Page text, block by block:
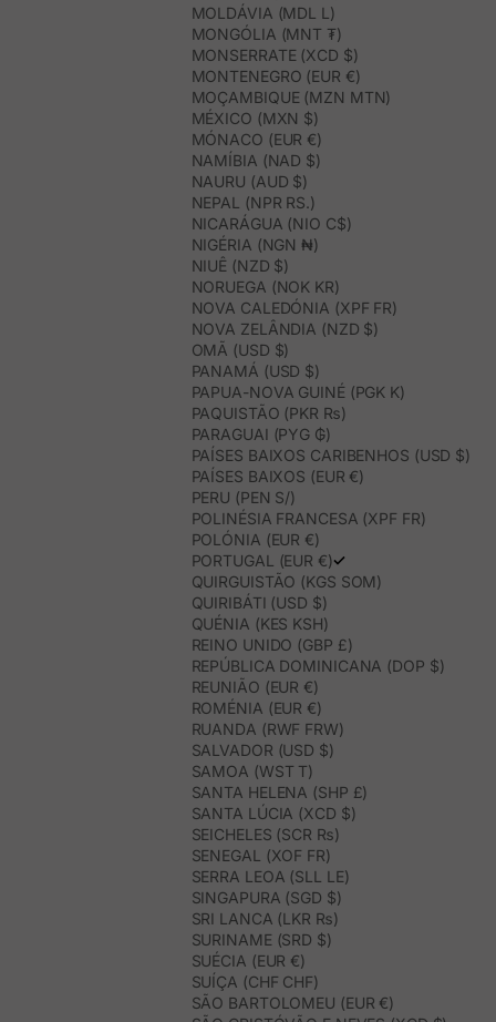
MOLDÁVIA (MDL L)
MONGÓLIA (MNT ₮)
MONSERRATE (XCD $)
MONTENEGRO (EUR €)
MOÇAMBIQUE (MZN MTN)
MÉXICO (MXN $)
MÓNACO (EUR €)
NAMÍBIA (NAD $)
NAURU (AUD $)
NEPAL (NPR RS.)
NICARÁGUA (NIO C$)
NIGÉRIA (NGN ₦)
NIUÊ (NZD $)
NORUEGA (NOK KR)
NOVA CALEDÓNIA (XPF FR)
NOVA ZELÂNDIA (NZD $)
OMÃ (USD $)
PANAMÁ (USD $)
PAPUA-NOVA GUINÉ (PGK K)
PAQUISTÃO (PKR ₨)
PARAGUAI (PYG ₲)
PAÍSES BAIXOS CARIBENHOS (USD $)
PAÍSES BAIXOS (EUR €)
PERU (PEN S/)
POLINÉSIA FRANCESA (XPF FR)
POLÓNIA (EUR €)
PORTUGAL (EUR €)
QUIRGUISTÃO (KGS SOM)
QUIRIBÁTI (USD $)
QUÉNIA (KES KSH)
REINO UNIDO (GBP £)
REPÚBLICA DOMINICANA (DOP $)
REUNIÃO (EUR €)
ROMÉNIA (EUR €)
RUANDA (RWF FRW)
SALVADOR (USD $)
SAMOA (WST T)
SANTA HELENA (SHP £)
SANTA LÚCIA (XCD $)
SEICHELES (SCR ₨)
SENEGAL (XOF FR)
SERRA LEOA (SLL LE)
SINGAPURA (SGD $)
SRI LANCA (LKR ₨)
SURINAME (SRD $)
SUÉCIA (EUR €)
SUÍÇA (CHF CHF)
SÃO BARTOLOMEU (EUR €)